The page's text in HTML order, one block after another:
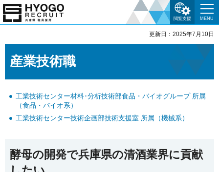
閲覧支援 MENU
更新日：2025年7月10日
産業技術職
工業技術センター材料･分析技術部食品・バイオグループ 所属
（食品・バイオ系）
工業技術センター技術企画部技術支援室 所属（機械系）
酵母の開発で兵庫県の清酒業界に貢献